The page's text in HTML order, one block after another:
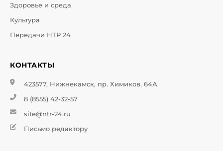
Здоровье и среда
Культура
Передачи НТР 24
КОНТАКТЫ
423577, Нижнекамск, пр. Химиков, 64А
8 (8555) 42-32-57
site@ntr-24.ru
Письмо редактору